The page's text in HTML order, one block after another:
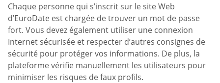
Chaque personne qui s’inscrit sur le site Web
d’EuroDate est chargée de trouver un mot de passe
fort. Vous devez également utiliser une connexion
Internet sécurisée et respecter d’autres consignes de
sécurité pour protéger vos informations. De plus, la
plateforme vérifie manuellement les utilisateurs pour
minimiser les risques de faux profils.